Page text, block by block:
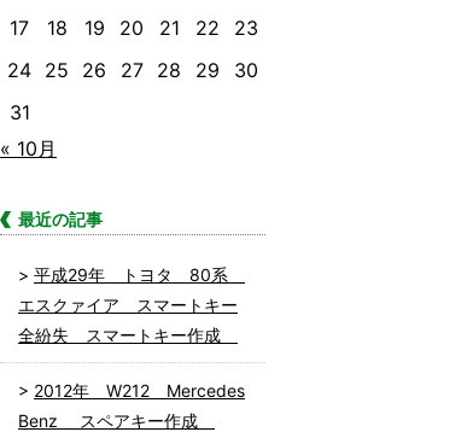
17
18 19 20 21 22
23
24 25 26 27 28 29
30
31
« 10月
最近の記事
平成29年 トヨタ 80系
エスクァイア スマートキー
全紛失 スマートキー作成
2012年 W212 Mercedes
Benz スペアキー作成